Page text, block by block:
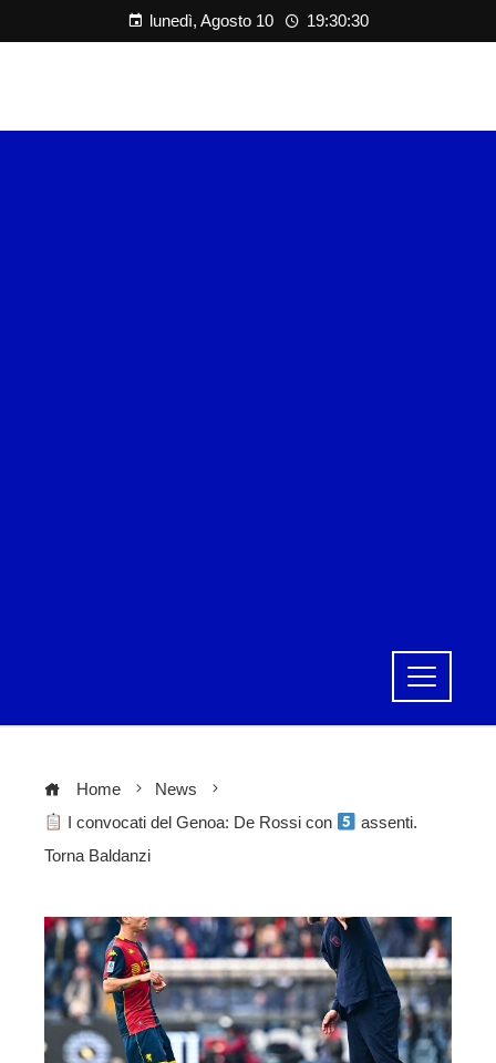
lunedì, Agosto 10 19:30:30
Home
News
I convocati del Genoa: De Rossi con
assenti.
Torna Baldanzi